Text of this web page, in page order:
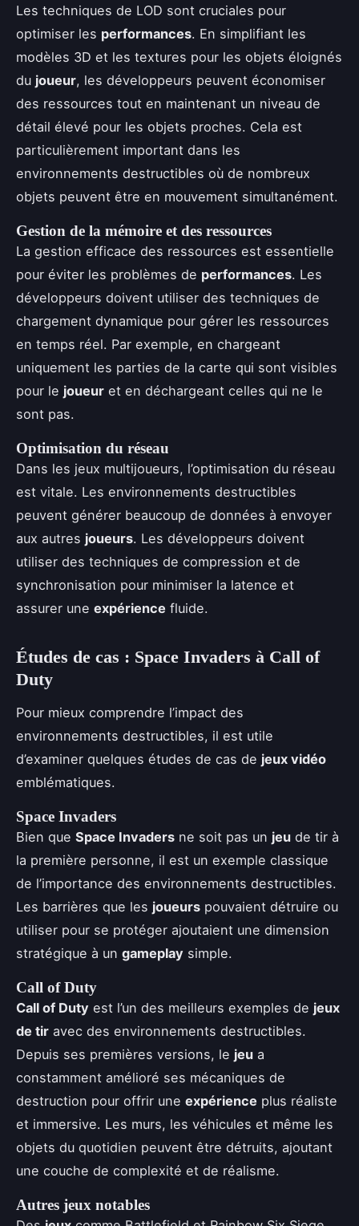
Les techniques de LOD sont cruciales pour
optimiser les performances. En simplifiant les
modèles 3D et les textures pour les objets éloignés
du joueur, les développeurs peuvent économiser
des ressources tout en maintenant un niveau de
détail élevé pour les objets proches. Cela est
particulièrement important dans les
environnements destructibles où de nombreux
objets peuvent être en mouvement simultanément.
Gestion de la mémoire et des ressources
La gestion efficace des ressources est essentielle
pour éviter les problèmes de performances. Les
développeurs doivent utiliser des techniques de
chargement dynamique pour gérer les ressources
en temps réel. Par exemple, en chargeant
uniquement les parties de la carte qui sont visibles
pour le joueur et en déchargeant celles qui ne le
sont pas.
Optimisation du réseau
Dans les jeux multijoueurs, l’optimisation du réseau
est vitale. Les environnements destructibles
peuvent générer beaucoup de données à envoyer
aux autres joueurs. Les développeurs doivent
utiliser des techniques de compression et de
synchronisation pour minimiser la latence et
assurer une expérience fluide.
Études de cas : Space Invaders à Call of
Duty
Pour mieux comprendre l’impact des
environnements destructibles, il est utile
d’examiner quelques études de cas de jeux vidéo
emblématiques.
Space Invaders
Bien que Space Invaders ne soit pas un jeu de tir à
la première personne, il est un exemple classique
de l’importance des environnements destructibles.
Les barrières que les joueurs pouvaient détruire ou
utiliser pour se protéger ajoutaient une dimension
stratégique à un gameplay simple.
Call of Duty
Call of Duty est l’un des meilleurs exemples de jeux
de tir avec des environnements destructibles.
Depuis ses premières versions, le jeu a
constamment amélioré ses mécaniques de
destruction pour offrir une expérience plus réaliste
et immersive. Les murs, les véhicules et même les
objets du quotidien peuvent être détruits, ajoutant
une couche de complexité et de réalisme.
Autres jeux notables